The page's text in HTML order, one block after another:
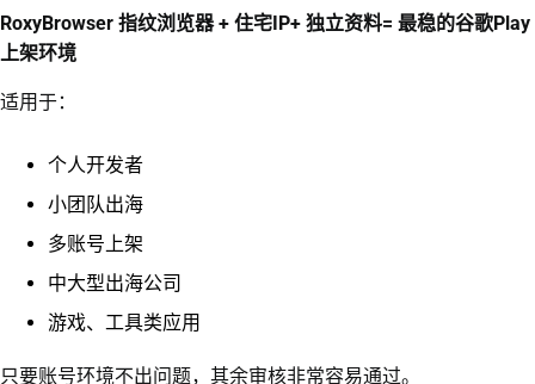
RoxyBrowser 指纹浏览器 + 住宅IP+ 独立资料= 最稳的谷歌Play
上架环境
适用于：
个人开发者
小团队出海
多账号上架
中大型出海公司
游戏、工具类应用
只要账号环境不出问题，其余审核非常容易通过。